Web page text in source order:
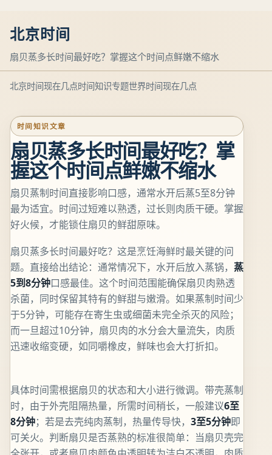
北京时间
扇贝蒸多长时间最好吃？掌握这个时间点鲜嫩不缩水
北京时间现在几点时间知识专题世界时间现在几点
时间知识文章
扇贝蒸多长时间最好吃？掌
握这个时间点鲜嫩不缩水
扇贝蒸制时间直接影响口感，通常水开后蒸5至8分钟
最为适宜。时间过短难以熟透，过长则肉质干硬。掌握
好火候，才能锁住扇贝的鲜甜原味。
扇贝蒸多长时间最好吃？这是烹饪海鲜时最关键的问
题。直接给出结论：通常情况下，水开后放入蒸锅， 蒸
5到8分钟口感最佳。这个时间范围能确保扇贝肉熟透
杀菌，同时保留其特有的鲜甜与嫩滑。如果蒸制时间少
于5分钟，可能存在寄生虫或细菌未完全杀灭的风险；
而一旦超过10分钟，扇贝肉的水分会大量流失，肉质
迅速收缩变硬，如同嚼橡皮，鲜味也会大打折扣。
具体时间需根据扇贝的状态和大小进行微调。带壳蒸制
时，由于外壳阻隔热量，所需时间稍长，一般建议6至
8分钟；若是去壳纯肉蒸制，热量传导快， 3至5分钟即
可关火。判断扇贝是否蒸熟的标准很简单：当扇贝壳完